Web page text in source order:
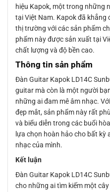
hiệu Kapok, một trong những
tại Việt Nam. Kapok đã khẳng
thị trường với các sản phẩm
phẩm này được sản xuất tại
chất lượng và độ bền cao.
Thông tin sản phẩm
Đàn Guitar Kapok LD14C
guitar mà còn là một người
những ai đam mê âm nhạc.
đẹp mắt, sản phẩm này rất
và biểu diễn trong các buổi
lựa chọn hoàn hảo cho bất kỳ
nhạc của mình.
Kết luận
Đàn Guitar Kapok LD14C
cho những ai tìm kiếm một